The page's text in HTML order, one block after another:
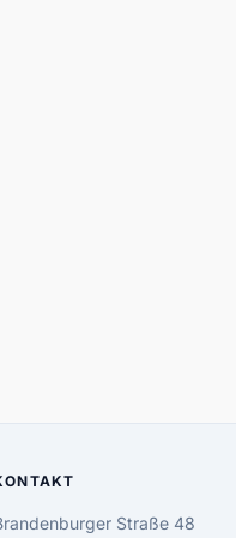
Straße 48